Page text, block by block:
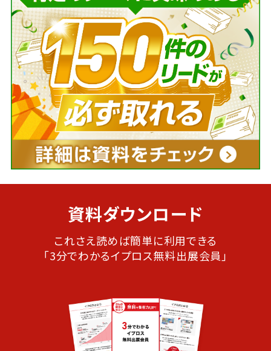
資料ダウンロード
これさえ読めば簡単に利用できる
「3分でわかるイプロス無料出展会員」